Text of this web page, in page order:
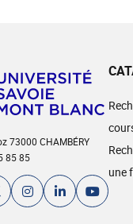
73000 CHAMBÉRY
85 85
une